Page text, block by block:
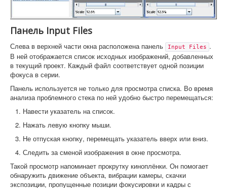
Панель Input Files
Слева в верхней части окна расположена панель Input Files .
В ней отображается список исходных изображений, добавленных
в текущий проект. Каждый файл соответствует одной позиции
фокуса в серии.
Панель используется не только для просмотра списка. Во время
анализа проблемного стека по ней удобно быстро перемещаться:
Навести указатель на список.
Нажать левую кнопку мыши.
Не отпуская кнопку, перемещать указатель вверх или вниз.
Следить за сменой изображения в окне просмотра.
Такой просмотр напоминает прокрутку киноплёнки. Он помогает
обнаружить движение объекта, вибрации камеры, скачки
экспозиции, пропущенные позиции фокусировки и кадры с